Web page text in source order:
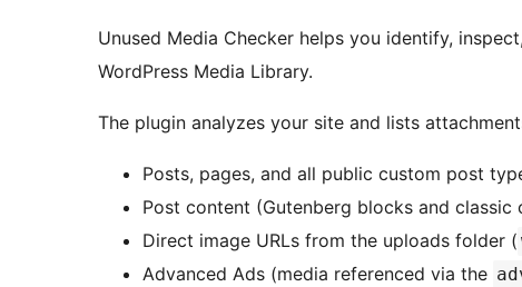
Unused Media Checker helps you identify,
WordPress Media Library.
The plugin analyzes your site and lists
Posts, pages, and all public custom post
Post content (Gutenberg blocks and classic
Direct image URLs from the uploads folder (
Advanced Ads (media referenced via the